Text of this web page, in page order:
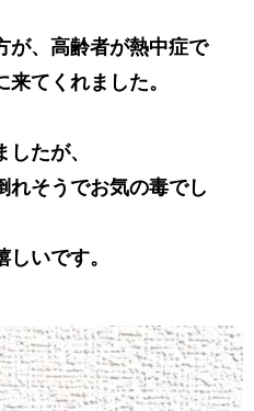
が、高齢者が熱中症で
てくれました。
したが、
れそうでお気の毒でし
いです。​